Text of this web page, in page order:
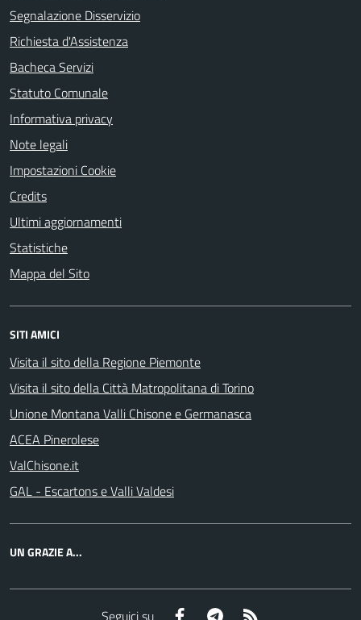
Segnalazione Disservizio
Richiesta d'Assistenza
Bacheca Servizi
Statuto Comunale
Informativa privacy
Note legali
Impostazioni Cookie
Credits
Ultimi aggiornamenti
Statistiche
Mappa del Sito
SITI AMICI
Visita il sito della Regione Piemonte
Visita il sito della Città Matropolitana di Torino
Unione Montana Valli Chisone e Germanasca
ACEA Pinerolese
ValChisone.it
GAL - Escartons e Valli Valdesi
UN GRAZIE A...
Seguici su Facebook Telegram